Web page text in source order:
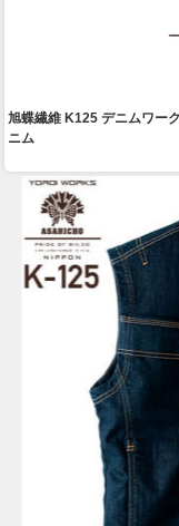
旭蝶繊維 K125 デニムワー
ニム